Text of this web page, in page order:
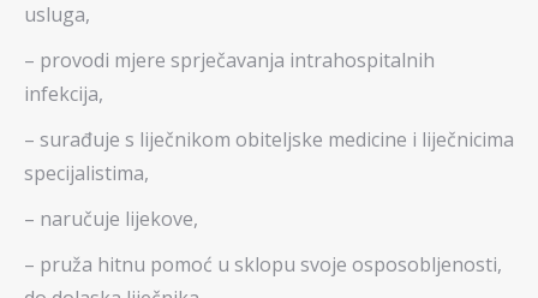
usluga,
– provodi mjere sprječavanja intrahospitalnih
infekcija,
– surađuje s liječnikom obiteljske medicine i liječnicima
specijalistima,
– naručuje lijekove,
– pruža hitnu pomoć u sklopu svoje osposobljenosti,